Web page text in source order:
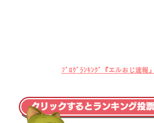
ﾌﾞﾛｸﾞﾗﾝｷﾝｸﾞ『エルおじ速報